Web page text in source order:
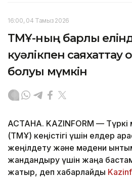
16:00, 04 Тамыз 2026
ТМҰ-ның барлық
куәлікпен саяхаттау
болуы мүмкін
АСТАНА. KAZINFORM —
(ТМҰ) кеңістігі үшін елдер
жеңілдету және мәдени
жандандыру үшін жаңа
жатыр, деп хабарлайды